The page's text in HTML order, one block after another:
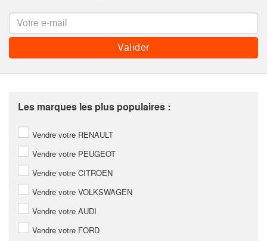
Les marques les plus populaires :
Vendre votre RENAULT
Vendre votre PEUGEOT
Vendre votre CITROEN
Vendre votre VOLKSWAGEN
Vendre votre AUDI
Vendre votre FORD